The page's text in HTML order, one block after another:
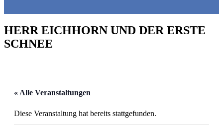
HERR EICHHORN UND DER ERSTE
SCHNEE
« Alle Veranstaltungen
Diese Veranstaltung hat bereits stattgefunden.